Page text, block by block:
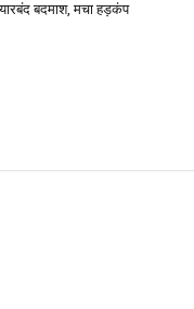
बदमाश, मचा हड़कंप